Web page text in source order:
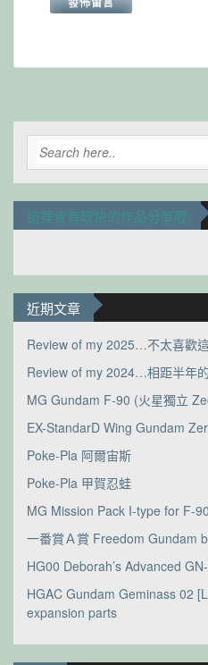
這裡會有較快的作品分享喔
近期文章
Review of my 2025…不太喜歡
Review of my 2024…相距半年
MG Gundam F-90 (火星獨立
EX-StandarD Wing Gundam
Poke-Pla 阿爾宙斯
Poke-Pla 甲賀忍蛙
MG Mission Pack I-type for F-
一番賞Ａ賞 Freedom Gundam
HG00 Deborah’s Advanced
HGAC Gundam Geminass 02
expansion parts